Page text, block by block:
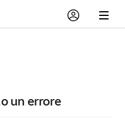
un errore